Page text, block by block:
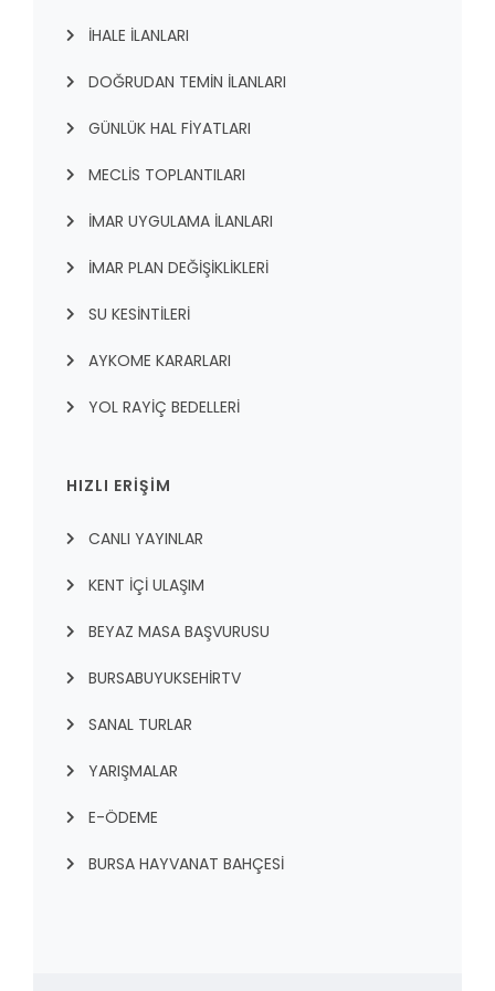
İHALE İLANLARI
DOĞRUDAN TEMİN İLANLARI
GÜNLÜK HAL FİYATLARI
MECLİS TOPLANTILARI
İMAR UYGULAMA İLANLARI
İMAR PLAN DEĞİŞİKLİKLERİ
SU KESİNTİLERİ
AYKOME KARARLARI
YOL RAYİÇ BEDELLERİ
HIZLI ERİŞİM
CANLI YAYINLAR
KENT İÇI ULAŞIM
BEYAZ MASA BAŞVURUSU
BURSABUYUKSEHIRTV
SANAL TURLAR
YARIŞMALAR
E-ÖDEME
BURSA HAYVANAT BAHÇESİ